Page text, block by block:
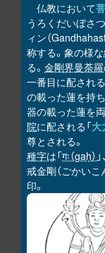
仏教において
うろくだいぼさ
ィン（
称する。象の様
る。 金剛界曼荼羅
一番目に配され
の載った蓮を持
器の載った蓮を
院に配される「大
尊とされる。
種字は「गः（gaḥ） 」、
戒金剛（ごかいこ
印。